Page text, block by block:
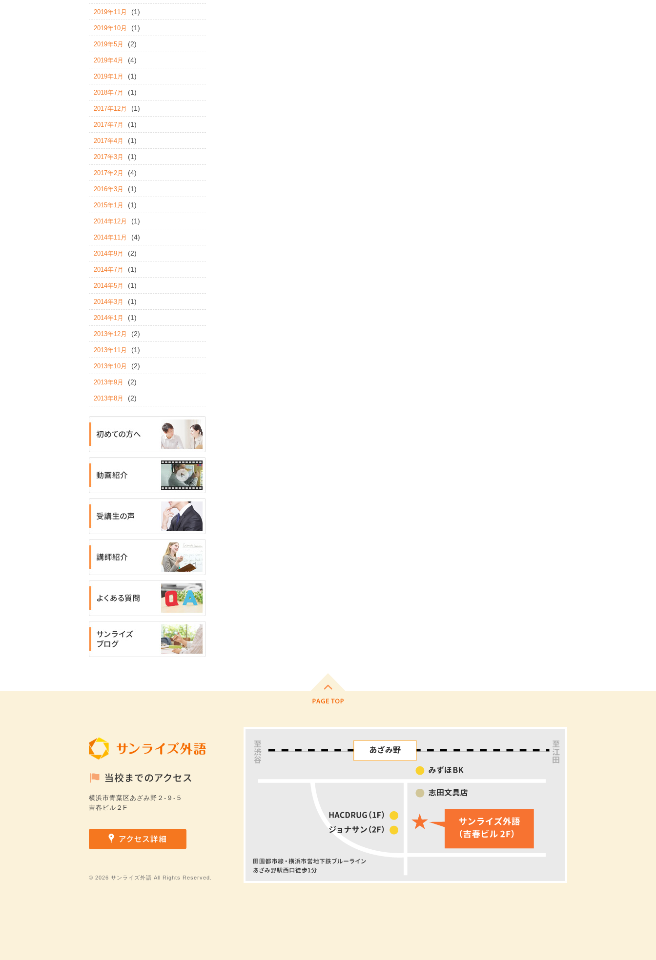
2019年11月 (1)
2019年10月 (1)
2019年5月 (2)
2019年4月 (4)
2019年1月 (1)
2018年7月 (1)
2017年12月 (1)
2017年7月 (1)
2017年4月 (1)
2017年3月 (1)
2017年2月 (4)
2016年3月 (1)
2015年1月 (1)
2014年12月 (1)
2014年11月 (4)
2014年9月 (2)
2014年7月 (1)
2014年5月 (1)
2014年3月 (1)
2014年1月 (1)
2013年12月 (2)
2013年11月 (1)
2013年10月 (2)
2013年9月 (2)
2013年8月 (2)
横浜市青葉区あざみ野２-９-５
吉春ビル２F
© 2026 サンライズ外語 All Rights Reserved.